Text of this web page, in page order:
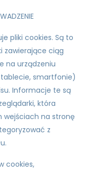
pliki cookies. Są to
zawierające ciąg
na urządzeniu
smartfonie)
Informacje te są
która
wejściach na stronę
z
cookies,